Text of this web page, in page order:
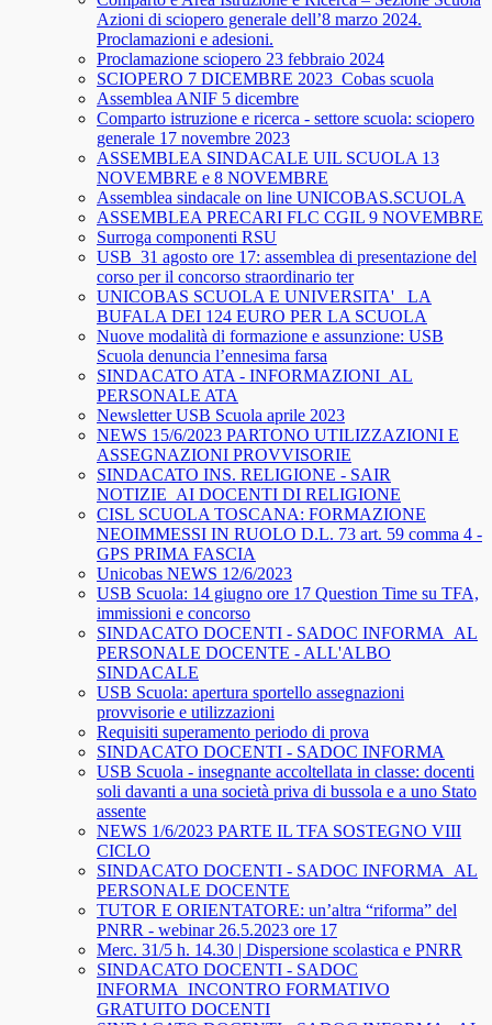
Azioni di sciopero generale dell’8 marzo 2024.
Proclamazioni e adesioni.
Proclamazione sciopero 23 febbraio 2024
SCIOPERO 7 DICEMBRE 2023_Cobas scuola
Assemblea ANIF 5 dicembre
Comparto istruzione e ricerca - settore scuola: sciopero
generale 17 novembre 2023
ASSEMBLEA SINDACALE UIL SCUOLA 13
NOVEMBRE e 8 NOVEMBRE
Assemblea sindacale on line UNICOBAS.SCUOLA
ASSEMBLEA PRECARI FLC CGIL 9 NOVEMBRE
Surroga componenti RSU
USB_31 agosto ore 17: assemblea di presentazione del
corso per il concorso straordinario ter
UNICOBAS SCUOLA E UNIVERSITA'_ LA
BUFALA DEI 124 EURO PER LA SCUOLA
Nuove modalità di formazione e assunzione: USB
Scuola denuncia l’ennesima farsa
SINDACATO ATA - INFORMAZIONI_AL
PERSONALE ATA
Newsletter USB Scuola aprile 2023
NEWS 15/6/2023 PARTONO UTILIZZAZIONI E
ASSEGNAZIONI PROVVISORIE
SINDACATO INS. RELIGIONE - SAIR
NOTIZIE_AI DOCENTI DI RELIGIONE
CISL SCUOLA TOSCANA: FORMAZIONE
NEOIMMESSI IN RUOLO D.L. 73 art. 59 comma 4 -
GPS PRIMA FASCIA
Unicobas NEWS 12/6/2023
USB Scuola: 14 giugno ore 17 Question Time su TFA,
immissioni e concorso
SINDACATO DOCENTI - SADOC INFORMA_AL
PERSONALE DOCENTE - ALL'ALBO
SINDACALE
USB Scuola: apertura sportello assegnazioni
provvisorie e utilizzazioni
Requisiti superamento periodo di prova
SINDACATO DOCENTI - SADOC INFORMA
USB Scuola - insegnante accoltellata in classe: docenti
soli davanti a una società priva di bussola e a uno Stato
assente
NEWS 1/6/2023 PARTE IL TFA SOSTEGNO VIII
CICLO
SINDACATO DOCENTI - SADOC INFORMA_AL
PERSONALE DOCENTE
TUTOR E ORIENTATORE: un’altra “riforma” del
PNRR - webinar 26.5.2023 ore 17
Merc. 31/5 h. 14.30 | Dispersione scolastica e PNRR
SINDACATO DOCENTI - SADOC
INFORMA_INCONTRO FORMATIVO
GRATUITO DOCENTI